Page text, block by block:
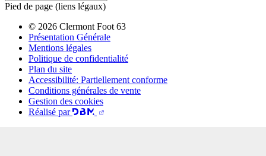
Pied de page (liens légaux)
© 2026 Clermont Foot 63
Présentation Générale
Mentions légales
Politique de confidentialité
Plan du site
Accessibilité: Partiellement conforme
Conditions générales de vente
Gestion des cookies
Réalisé par